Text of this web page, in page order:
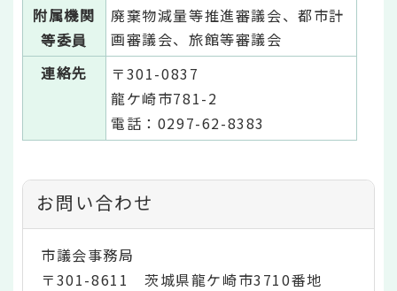
附属機関
等委員
廃棄物減量等推進審議会、都市計
画審議会、旅館等審議会
連絡先
〒301-0837
龍ケ崎市781-2
電話：0297-62-8383
お問い合わせ
市議会事務局
〒301-8611 茨城県龍ケ崎市3710番地